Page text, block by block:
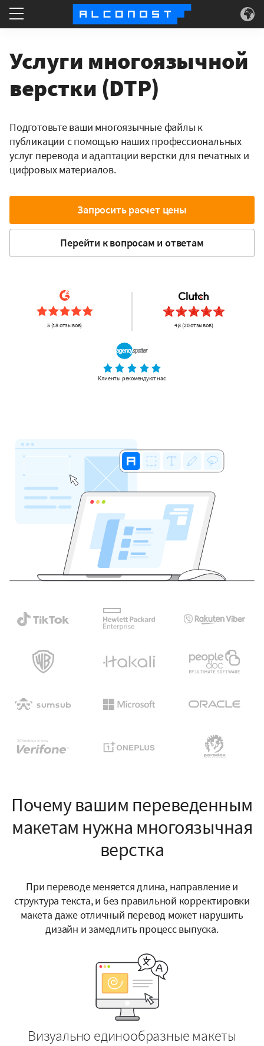
Для кого
О нас
Услуги многоязычной
верстки (DTP)
Подготовьте ваши многоязычные файлы к
публикации с помощью наших профессиональных
услуг перевода и адаптации верстки для печатных и
цифровых материалов.
Запросить расчет цены
Перейти к вопросам и ответам
5 (18 отзывов) 4,8 (20 отзывов)
Клиенты рекомендуют нас
Почему вашим переведенным
макетам нужна многоязычная
верстка
При переводе меняется длина, направление и
структура текста, и без правильной корректировки
макета даже отличный перевод может нарушить
дизайн и замедлить процесс выпуска.
Визуально единообразные макеты